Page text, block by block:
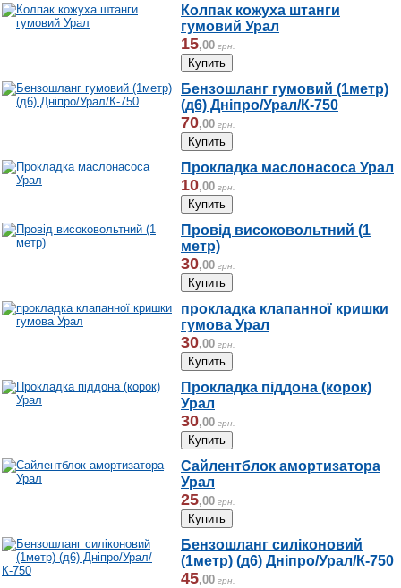
Колпак кожуха штанги
гумовий Урал
15,00 грн.
Бензошланг гумовий (1метр)
(д6) Дніпро/Урал/К-750
70,00 грн.
Прокладка маслонасоса Урал
10,00 грн.
Провід високовольтний (1
метр)
30,00 грн.
прокладка клапанної кришки
гумова Урал
30,00 грн.
Прокладка піддона (корок)
Урал
30,00 грн.
Сайлентблок амортизатора
Урал
25,00 грн.
Бензошланг силіконовий
(1метр) (д6) Дніпро/Урал/К-750
45,00 грн.